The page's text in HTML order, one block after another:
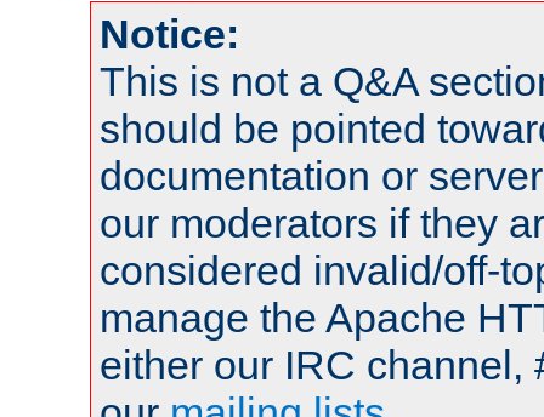
Notice:
This is not a Q&A
should be pointed
documentation or
our moderators if they
considered invalid/off-
manage the Apache
either our IRC channel,